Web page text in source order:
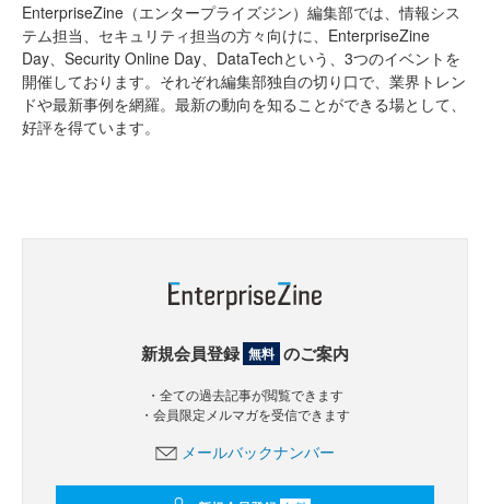
EnterpriseZine（エンタープライズジン）編集部では、情報シス
テム担当、セキュリティ担当の方々向けに、EnterpriseZine
Day、Security Online Day、DataTechという、3つのイベントを
開催しております。それぞれ編集部独自の切り口で、業界トレン
ドや最新事例を網羅。最新の動向を知ることができる場として、
好評を得ています。
新規会員登録 無料 のご案内
・全ての過去記事が閲覧できます
・会員限定メルマガを受信できます
メールバックナンバー